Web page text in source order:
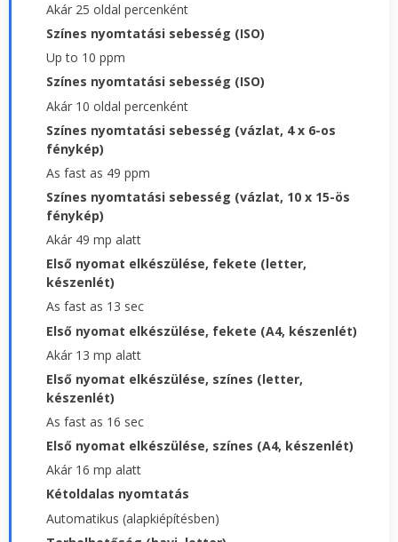
Akár 25 oldal percenként
Színes nyomtatási sebesség (ISO)
Up to 10 ppm
Színes nyomtatási sebesség (ISO)
Akár 10 oldal percenként
Színes nyomtatási sebesség (vázlat, 4 x 6-os
fénykép)
As fast as 49 ppm
Színes nyomtatási sebesség (vázlat, 10 x 15-ös
fénykép)
Akár 49 mp alatt
Első nyomat elkészülése, fekete (letter,
készenlét)
As fast as 13 sec
Első nyomat elkészülése, fekete (A4, készenlét)
Akár 13 mp alatt
Első nyomat elkészülése, színes (letter,
készenlét)
As fast as 16 sec
Első nyomat elkészülése, színes (A4, készenlét)
Akár 16 mp alatt
Kétoldalas nyomtatás
Automatikus (alapkiépítésben)